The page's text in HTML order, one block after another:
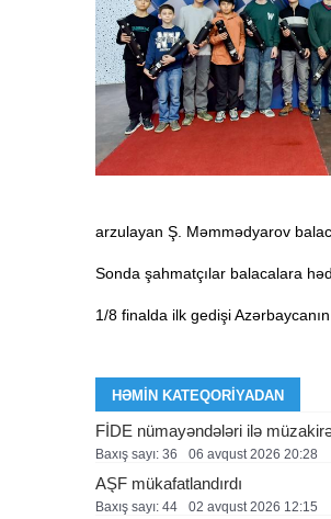
arzulayan Ş. Məmmədyarov
Sonda şahmatçılar balacalara
1/8 finalda ilk gedişi
HƏMIN KATEQORIYADAN
FİDE nümayəndələri ilə
Baxış sayı: 36 06 avqust 2026 20:28
AŞF mükafatlandırdı
Baxış sayı: 44 02 avqust 2026 12:15